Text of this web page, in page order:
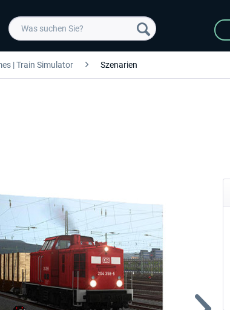
| Train Simulator Szenarien